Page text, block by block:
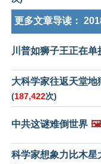
更多文章导读：
川普如狮子王正在单
大科学家往返天堂地
(187,422次)
中共这谜难倒世界 🖼️
科学家想象力比木星